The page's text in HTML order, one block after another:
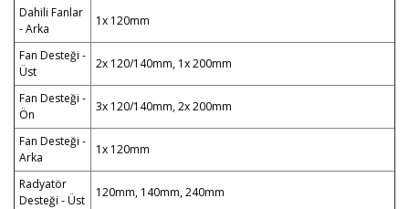
Dahili Fanlar
- Arka
1x 120mm
Fan Desteği -
Üst
2x 120/140mm, 1x 200mm
Fan Desteği -
Ön
3x 120/140mm, 2x 200mm
Fan Desteği -
Arka
1x 120mm
Radyatör
Desteği - Üst
120mm, 140mm, 240mm